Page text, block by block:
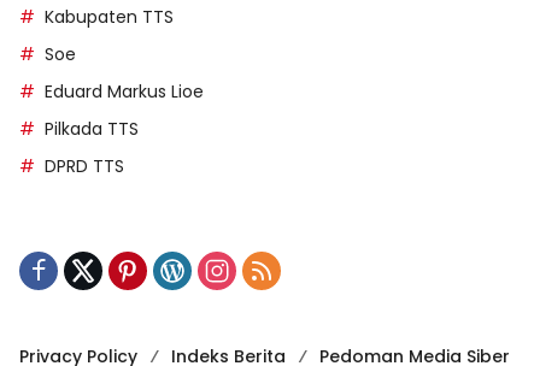
Kabupaten TTS
Soe
Eduard Markus Lioe
Pilkada TTS
DPRD TTS
Privacy Policy Indeks Berita Pedoman Media Siber